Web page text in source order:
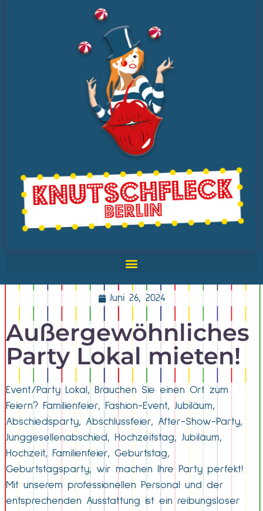
Juni 26, 2024
Außergewöhnliches
Party Lokal mieten!
Event/Party Lokal, Brauchen Sie einen Ort zum
Feiern? Familienfeier, Fashion-Event, Jubiläum,
Abschiedsparty, Abschlussfeier, After-Show-Party,
Junggesellenabschied, Hochzeitstag, Jubiläum,
Hochzeit, Familienfeier, Geburtstag,
Geburtstagsparty, wir machen Ihre Party perfekt!
Mit unserem professionellen Personal und der
entsprechenden Ausstattung ist ein reibungsloser